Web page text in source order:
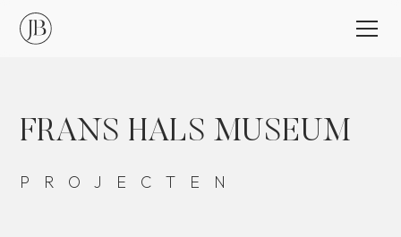
FRANS HALS MUSEUM
PROJECTEN